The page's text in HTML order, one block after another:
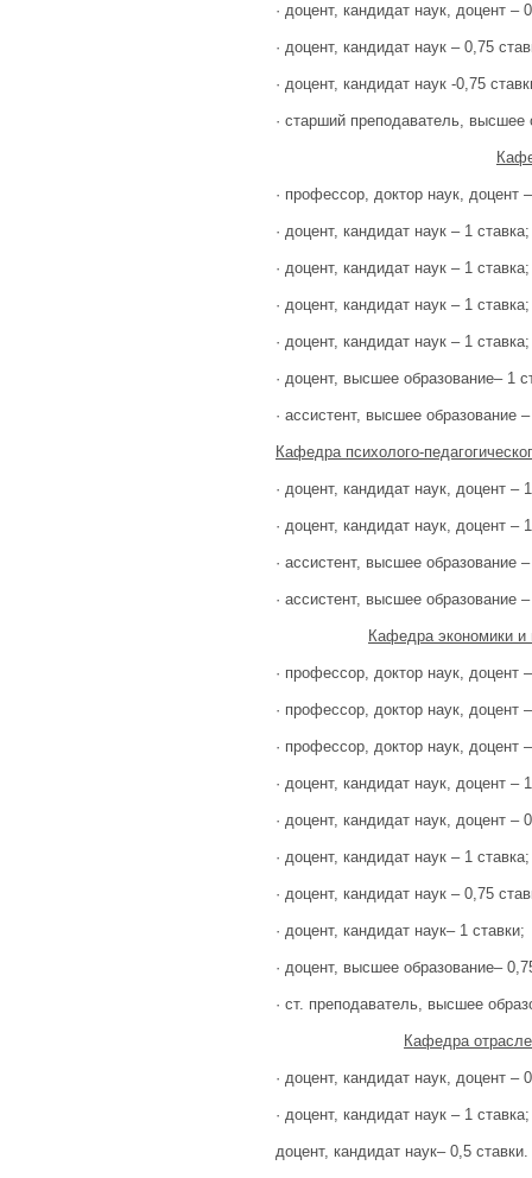
· доцент, кандидат наук, доцент –
· доцент, кандидат наук – 0,75
· доцент, кандидат наук -0,75
· старший преподаватель, высшее
· профессор, доктор наук, доцент
· доцент, кандидат наук – 1 ставка;
· доцент, кандидат наук – 1 ставка;
· доцент, кандидат наук – 1 ставка;
· доцент, кандидат наук – 1 ставка;
· доцент, высшее образование– 1
· ассистент, высшее образование
Кафедра психолого-
· доцент, кандидат наук, доцент –
· доцент, кандидат наук, доцент –
· ассистент, высшее образование
· ассистент, высшее образование
Кафедра экономики и
· профессор, доктор наук, доцент
· профессор, доктор наук, доцент
· профессор, доктор наук, доцент
· доцент, кандидат наук, доцент –
· доцент, кандидат наук, доцент –
· доцент, кандидат наук – 1 ставка;
· доцент, кандидат наук – 0,75
· доцент, кандидат наук–1 ставки;
· доцент, высшее образование–
· ст. преподаватель, высшее
Кафедра
· доцент, кандидат наук, доцент –
· доцент, кандидат наук – 1 ставка;
доцент, кандидат наук– 0,5 ставки.